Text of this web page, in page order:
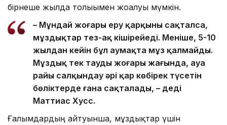
бірнеше жылда толығымен жоғалуы мүмкін.
– Мұндай жоғары еру қарқыны сақталса,
мұздықтар тез-ақ кішірейеді. Меніңше, 5-10
жылдан кейін бұл аумақта мұз қалмайды.
Мұздық тек таудың жоғары жағында, ауа
райы салқындау әрі қар көбірек түсетін
бөліктерде ғана сақталады, – деді
Маттиас Хусс.
Ғалымдардың айтуынша, мұздықтар үшін